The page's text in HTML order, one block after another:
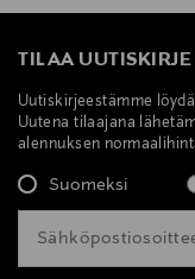
TILAA UUTISKIRJE
Uutiskirjeestämme
Uutena tilaajana
alennuksen
Suomeksi